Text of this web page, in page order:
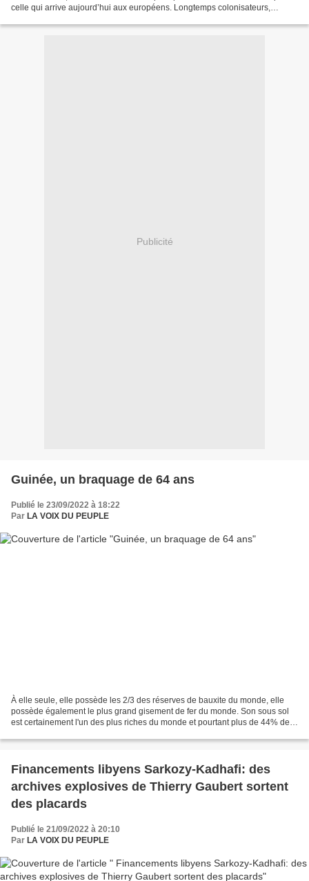
celle qui arrive aujourd’hui aux européens. Longtemps colonisateurs,
Publicité
Guinée, un braquage de 64 ans
Publié le 23/09/2022 à 18:22
Par LA VOIX DU PEUPLE
À elle seule, elle possède les 2/3 des réserves de bauxite du monde, elle
possède également le plus grand gisement de fer du monde. Son sous sol
est certainement l'un des plus riches du monde et pourtant plus de 44% de
Financements libyens Sarkozy-Kadhafi: des
archives explosives de Thierry Gaubert sortent
des placards
Publié le 21/09/2022 à 20:10
Par LA VOIX DU PEUPLE